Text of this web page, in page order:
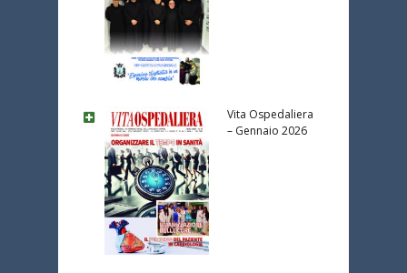
Vita Ospedaliera
– Gennaio 2026